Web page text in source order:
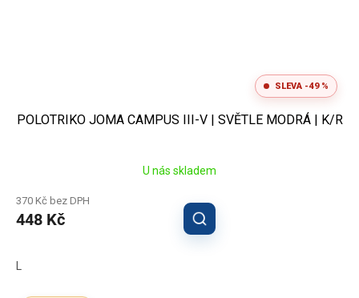
SLEVA -49 %
POLOTRIKO JOMA CAMPUS III-V | SVĚTLE MODRÁ | K/R
U nás skladem
370 Kč bez DPH
448 Kč